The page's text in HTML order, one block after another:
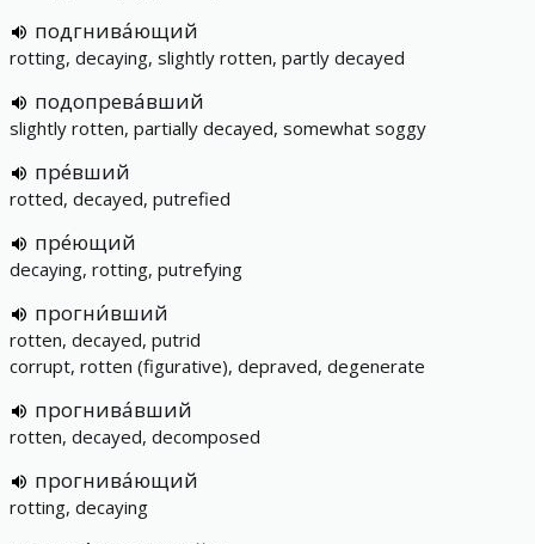
подгнива́ющий
rotting, decaying, slightly rotten, partly decayed
подопрева́вший
slightly rotten, partially decayed, somewhat soggy
пре́вший
rotted, decayed, putrefied
пре́ющий
decaying, rotting, putrefying
прогни́вший
rotten, decayed, putrid
corrupt, rotten (figurative), depraved, degenerate
прогнива́вший
rotten, decayed, decomposed
прогнива́ющий
rotting, decaying